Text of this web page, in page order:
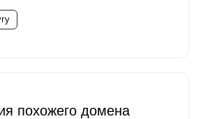
похожего домена